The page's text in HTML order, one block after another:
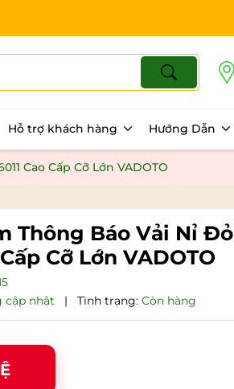
Hỗ trợ khách hàng Hướng Dẫn
Cao Cấp Cỡ Lớn VADOTO
Thông Báo Vải Nỉ
Cỡ Lớn VADOTO
cập nhật | Tình trạng: Còn hàng